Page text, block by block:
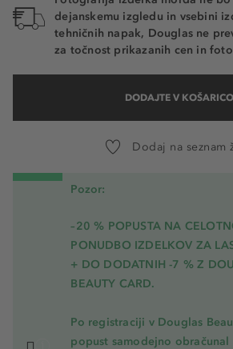
dejanskemu izgledu in vsebini
tehničnih napak, Douglas ne
za točnost prikazanih cen in
DODAJTE V KOŠARICO
Dodaj na seznam
Pozor:
–20 % POPUSTA NA
PONUDBO IZDELKOV ZA
+ DO DODATNIH -7 % Z
BEAUTY CARD.
Po registraciji v Douglas
popust samodejno obračunal